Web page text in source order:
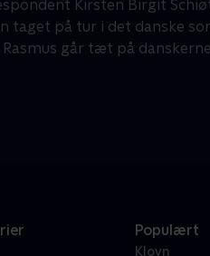
Kirsten Birgit
taget på tur i det danske
går tæt på
Populært
Klovn